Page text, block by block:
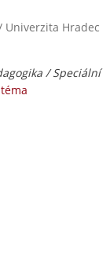
Univerzita Hradec
/ Speciální